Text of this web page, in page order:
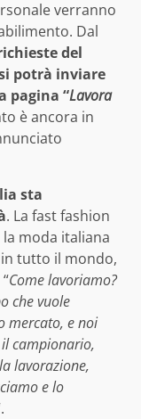
verranno
Dal
del
potrà inviare
pagina “Lavora
è ancora in
sta
. La fast fashion
moda italiana
tutto il mondo,
Come lavoriamo?
che vuole
mercato, e noi
campionario,
lavorazione,
e lo